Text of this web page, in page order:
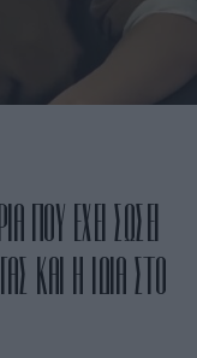
ΠΟΥ ΕΧΕΙ ΣΩΣΕΙ
ΚΑΙ Η ΙΔΙΑ ΣΤΟ